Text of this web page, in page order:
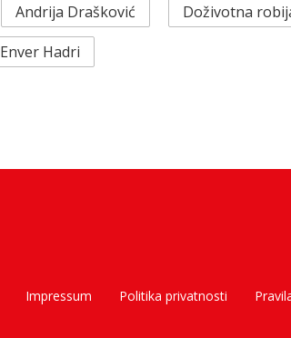
Andrija Drašković
Doživotna
Enver Hadri
Impressum Politika privatnosti